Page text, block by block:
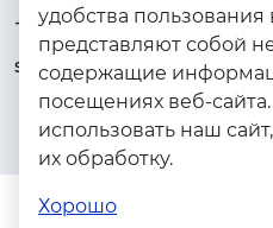
+7 (925) 144-64-73
удобства пользования
представляют собой
содержащие
посещениях веб-
использовать наш
их обработку.
Хорошо